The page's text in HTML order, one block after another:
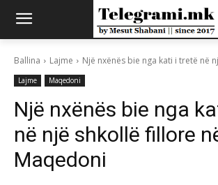
Ballina Lajme Një nxënës bie nga kati i tretë në
Lajme Maqedoni
Një nxënës bie nga
në një shkollë fillore
Maqedoni